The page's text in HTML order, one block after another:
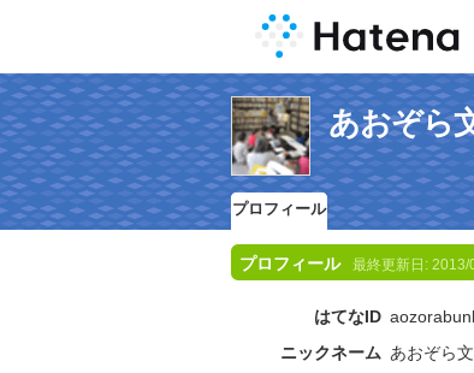
あおぞら
プロフィール
プロフィール 最終更新日: 2013/
はてなID
ニックネーム あおぞら